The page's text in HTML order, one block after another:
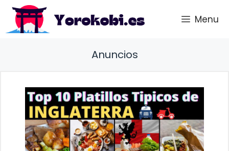
Saltar
contenido
Menu
Anuncios